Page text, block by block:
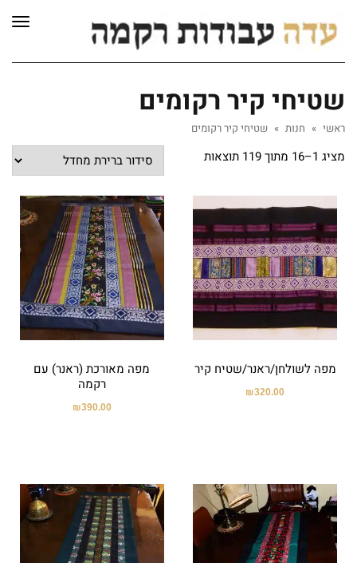
שטיחי קיר רקומים
ראשי » חנות » שטיחי קיר רקומים
מציג 1–16 מתוך 119 תוצאות
מפה לשולחן/ראנר/שטיח קיר
₪320.00
מפה מאורכת (ראנר) עם
רקמה
₪390.00